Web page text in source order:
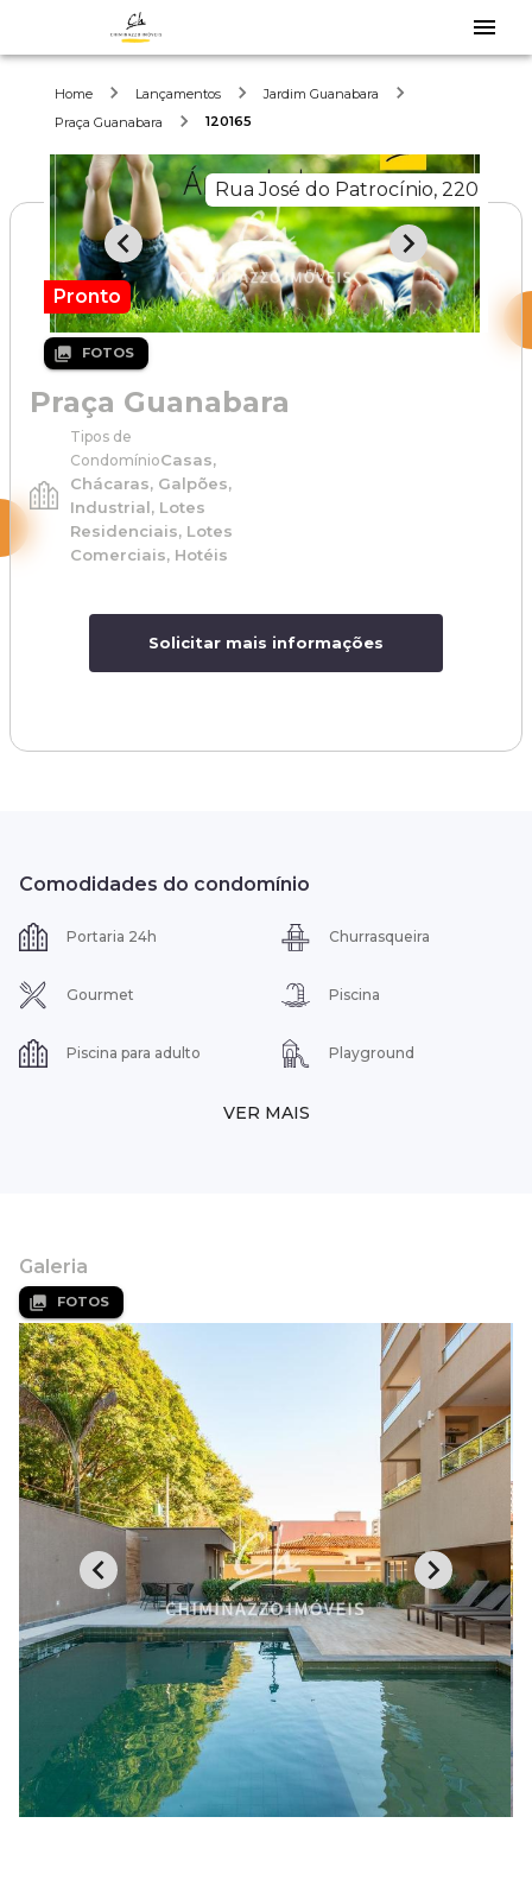
Home Lançamentos
Jardim Guanabara
Praça Guanabara
120165
FOTOS
Rua José do Patrocínio, 220
Pronto
Praça Guanabara
Tipos de
CondomínioCasas,
Chácaras, Galpões,
Industrial, Lotes
Residenciais, Lotes
Comerciais, Hotéis
Solicitar mais informações
Comodidades do condomínio
Portaria 24h Churrasqueira
Gourmet Piscina
Piscina para adulto Playground
VER MAIS
Galeria
FOTOS